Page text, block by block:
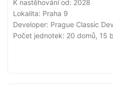
K nastěhování od: 2028
Lokalita: Praha 9
Developer: Prague Classic
Počet jednotek: 20 domů, 15